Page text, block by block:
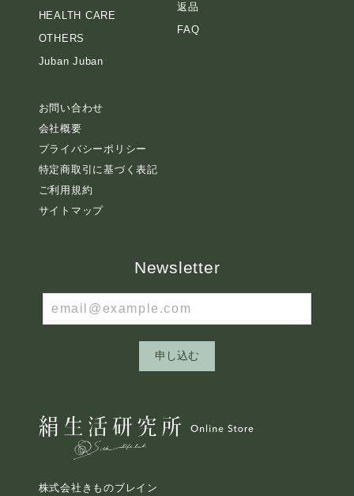
株式会社きものブレイン
HEALTH CARE
OTHERS
Juban Juban
返品
FAQ
お問い合わせ
会社概要
プライバシーポリシー
特定商取引に基づく表記
ご利用規約
サイトマップ
Newsletter
申し込む